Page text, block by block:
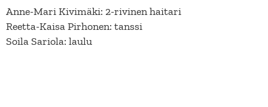
Anne-Mari Kivimäki: 2-rivinen haitari
Reetta-Kaisa Pirhonen: tanssi
Soila Sariola: laulu